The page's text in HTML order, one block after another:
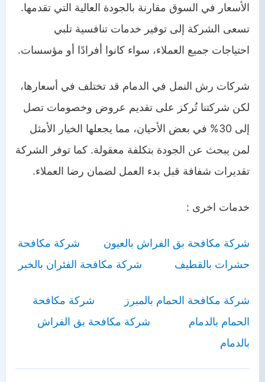
الأسعار في السوق مقارنة بالجودة العالية التي تقدمها.
تسعى الشركة إلى توفير خدمات تنافسية تلبي
احتياجات جميع العملاء، سواء كانوا أفرادًا أو مؤسسات.
شركات رش النمل في الدمام قد تختلف في أسعارها،
لكن شركتنا تُركز على تقديم عروض وخصومات تصل
إلى 30% في بعض الأحيان، مما يجعلها الخيار الأمثل
لمن يبحث عن الجودة بتكلفة معقولة. كما توفر الشركة
تقديرات شفافة قبل بدء العمل لضمان رضا العملاء.
خدمات اخرى :
شركة مكافحة بق الفراش بالعيون
شركة مكافحة
حشرات بالقطيف
شركة مكافحة الفئران بالخبر
شركة مكافحة الحمام بالمبرز
شركة مكافحة
الحمام بالدمام
شركة مكافحة بق الفراش
بالدمام